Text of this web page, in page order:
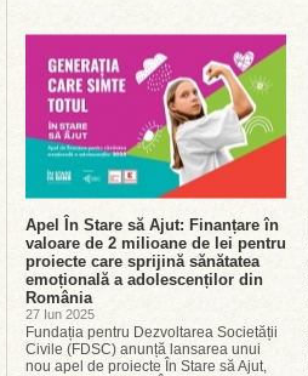
Apel În Stare să Ajut: Finanțare în
valoare de 2 milioane de lei pentru
proiecte care sprijină sănătatea
emoțională a adolescenților din
România
27 Iun 2025
Fundația pentru Dezvoltarea Societății
Civile (FDSC) anunță lansarea unui
nou apel de proiecte În Stare să Ajut,